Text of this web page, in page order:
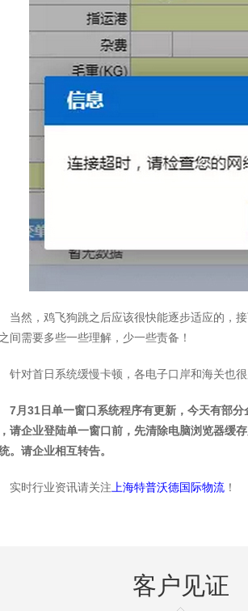
当然，鸡飞狗跳之后应该很快能逐步适应的，
间需要多些一些理解，少一些责备！
针对首日系统缓慢卡顿，各电子口岸和海关也
7月31日单一窗口系统程序有更新，今天有部
请企业登陆单一窗口前，先清除电脑浏览器缓
。请企业相互转告。
实时行业资讯请关注 上海特普沃德国际物流 ！
客户见证